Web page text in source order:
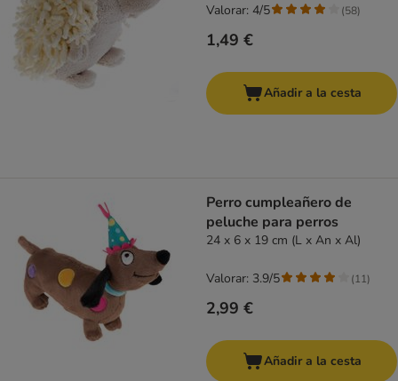
1,49 €
Valorar: 4/5 (58)
Añadir a la cesta
Perro cumpleañero de
peluche para perros
24 x 6 x 19 cm (L x An x Al)
2,99 €
Valorar: 3.9/5 (11)
Añadir a la cesta